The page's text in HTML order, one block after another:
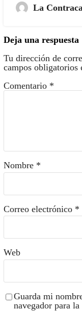
La
Deja una respuesta
Tu dirección de
campos obligatorios
Comentario *
Nombre *
Correo electrónico *
Web
Guarda mi
navegador para